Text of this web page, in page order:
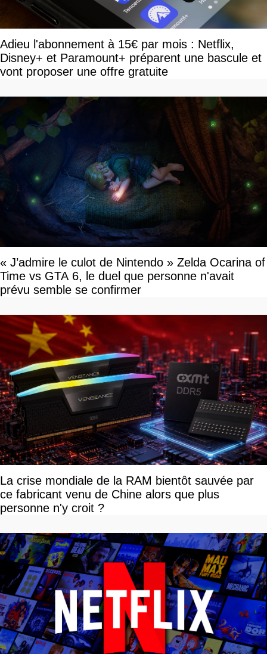
Adieu l'abonnement à 15€ par mois : Netflix,
Disney+ et Paramount+ préparent une bascule et
vont proposer une offre gratuite
« J’admire le culot de Nintendo » Zelda Ocarina of
Time vs GTA 6, le duel que personne n'avait
prévu semble se confirmer
La crise mondiale de la RAM bientôt sauvée par
ce fabricant venu de Chine alors que plus
personne n'y croit ?